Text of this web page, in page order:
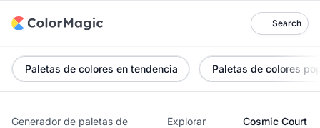
Search
Paletas de colores en tendencia Paletas de colores
Generador de paletas de
Explorar
Cosmic Court